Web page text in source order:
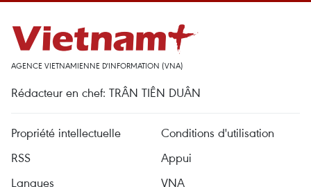
AGENCE VIETNAMIENNE D'INFORMATION (VNA)
Rédacteur en chef: TRÂN TIÊN DUÂN
Propriété intellectuelle
Conditions d'utilisation
RSS
Appui
Langues
VNA